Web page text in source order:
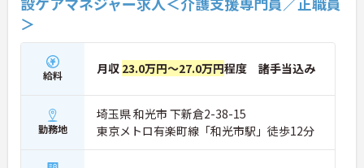
＞
給料 月収 23.0万円～27.0万円程度 諸手当込み
勤務地
埼玉県 和光市 下新倉2-38-15
東京メトロ有楽町線「和光市駅」徒歩12分